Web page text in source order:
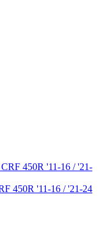
450R '11-16 / '21-24